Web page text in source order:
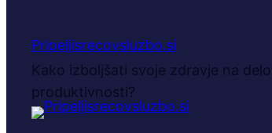
Pripeljisrecovsluzbo.si
Kako izboljšati svoje zdravje na
produktivnosti?